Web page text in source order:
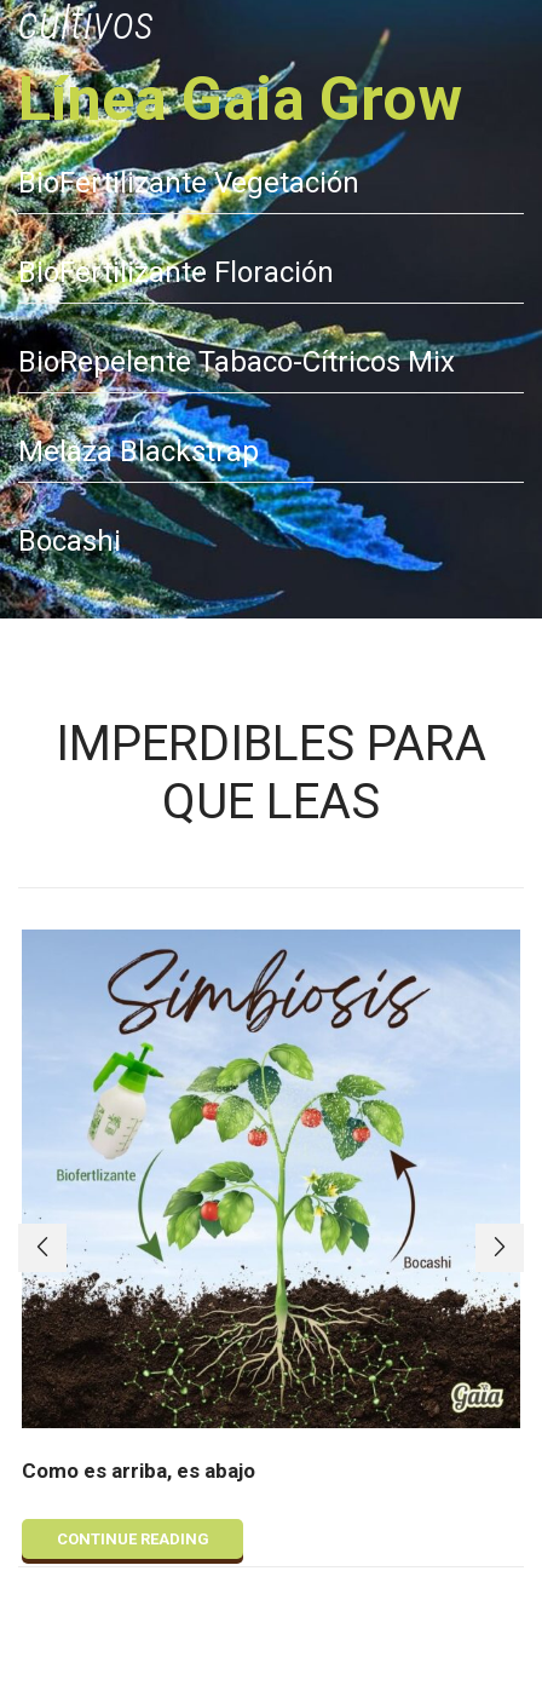
cultivos
Línea Gaia Grow
BioFertilizante Vegetación
BioFertilizante Floración
BioRepelente Tabaco-Cítricos Mix
Melaza Blackstrap
Bocashi
IMPERDIBLES PARA
QUE LEAS
Como es arriba, es abajo
CONTINUE READING